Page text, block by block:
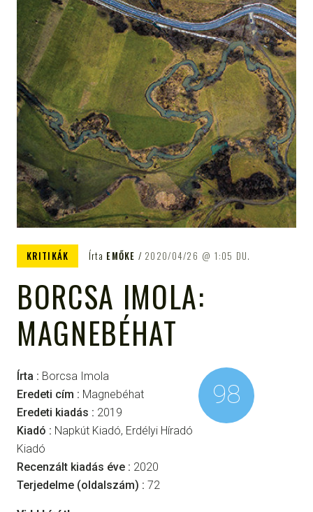
KRITIKÁK Írta EMŐKE 2020/04/26 1:05 DU.
BORCSA IMOLA:
MAGNEBÉHAT
Írta : Borcsa Imola
Eredeti cím : Magnebéhat
Eredeti kiadás : 2019
Kiadó : Napkút Kiadó, Erdélyi Híradó
Kiadó
Recenzált kiadás éve : 2020
Terjedelme (oldalszám) : 72
98